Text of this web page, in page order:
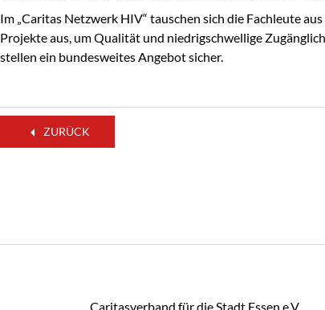
Im „Caritas Netzwerk HIV“ tauschen sich die Fachleute
Projekte aus, um Qualität und niedrigschwellige
stellen ein bundesweites Angebot sicher.
ZURÜCK
Caritasverband für die Stadt Essen e.V.